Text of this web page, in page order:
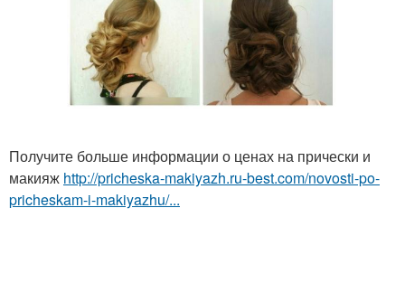
Получите больше информации о ценах на прически и
макияж http://pricheska-makiyazh.ru-best.com/novosti-po-
pricheskam-i-makiyazhu/...